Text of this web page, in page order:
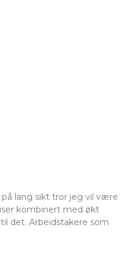
på lang sikt tror jeg vil være
kombinert med økt
det. Arbeidstakere som